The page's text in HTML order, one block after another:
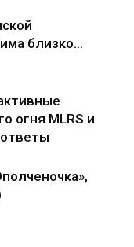
близко…
огня MLRS и
ответы